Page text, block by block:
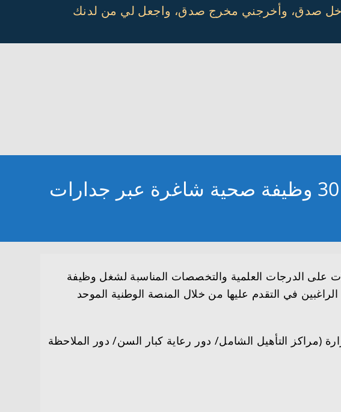
مدخل صدق، وأخرجني مخرج صدق، واجعل لي من لدنك
على الدرجات العلمية والتخصصات المناسبة لشغل وظيفة
في التقدم عليها من خلال المنصة الوطنية الموحد
شاغرة في مراكز وفروع الوزارة (مراكز التأهيل الشامل/ دور رعاية كبار السن/ دور الملاحظة